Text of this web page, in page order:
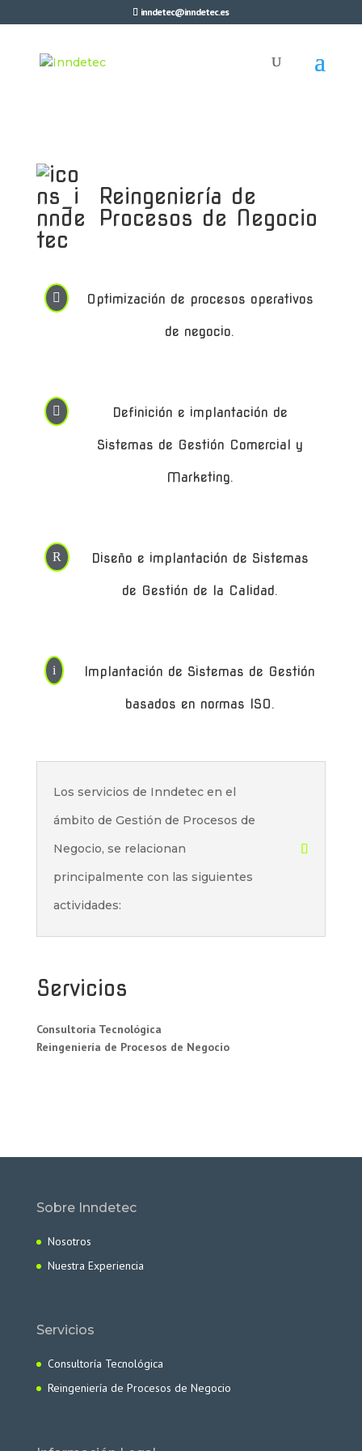
inndetec@inndetec.es
Reingeniería de
Procesos de Negocio
 Optimización de procesos operativos
de negocio.
 Definición e implantación de
Sistemas de Gestión Comercial y
Marketing.
R Diseño e implantación de Sistemas
de Gestión de la Calidad.
i Implantación de Sistemas de Gestión
basados en normas ISO.
Los servicios de Inndetec en el
ámbito de Gestión de Procesos de
Negocio, se relacionan
principalmente con las siguientes
actividades:
Servicios
Consultoría Tecnológica
Reingeniería de Procesos de Negocio
Sobre Inndetec
Nosotros
Nuestra Experiencia
Servicios
Consultoría Tecnológica
Reingeniería de Procesos de Negocio